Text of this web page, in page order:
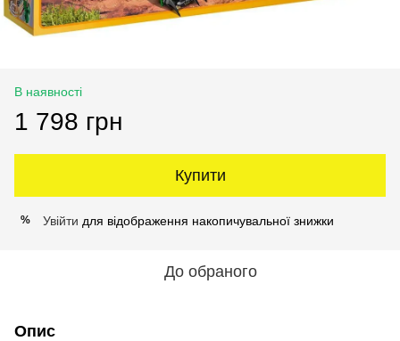
В наявності
1 798 грн
Купити
% Увійти для відображення накопичувальної знижки
До обраного
Опис